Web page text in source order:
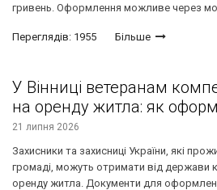
гривень. Оформлення можливе через
Переглядів: 1955 Більше
У Вінниці ветеранам
на оренду житла: як
21 липня 2026
Захисники та захисниці України, які
громаді, можуть отримати від держави
оренду житла. Документи для